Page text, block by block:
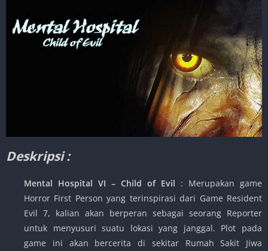
Deskripsi :
Mental Hospital VI – Child of Evil : Merupakan game
Horror First Person yang terinspirasi dari Game Resident
Evil 7, kalian akan berperan sebagai seorang Reporter
untuk menyusuri suatu lokasi yang janggal. Plot pada
game ini akan bercerita di sekitar Rumah Sakit Jiwa